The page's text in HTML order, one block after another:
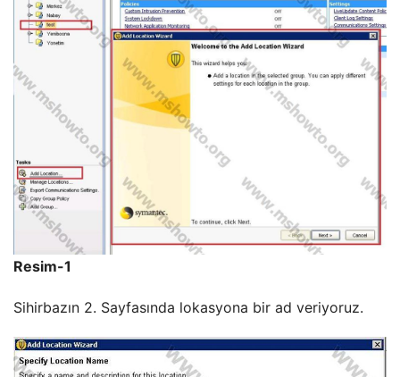
Resim-1
Sihirbazın 2. Sayfasında lokasyona bir ad veriyoruz.